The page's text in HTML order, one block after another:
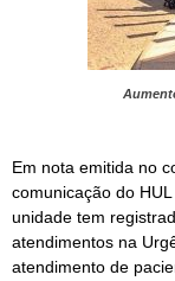
Em nota emitida no
comunicação do
unidade tem
atendimentos na
atendimento de